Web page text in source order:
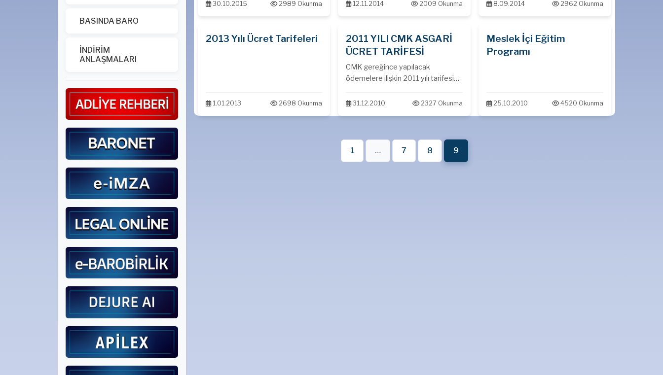
BASINDA BARO
İNDİRİM
ANLAŞMALARI
30.10.2015 2989 Okunma 12.11.2014 2009 Okunma 8.09.2014 2962 Okunma
2013 Yılı Ücret Tarifeleri
1.01.2013 2698 Okunma
2011 YILI CMK ASGARİ
ÜCRET TARİFESİ
CMK gereğince yapılacak
ödemelere ilişkin 2011 yılı tarifesi
yürürlüğe girmiştir..
31.12.2010 2327 Okunma
Meslek İçi Eğitim
Programı
25.10.2010 4520 Okunma
1 … 7 8 9